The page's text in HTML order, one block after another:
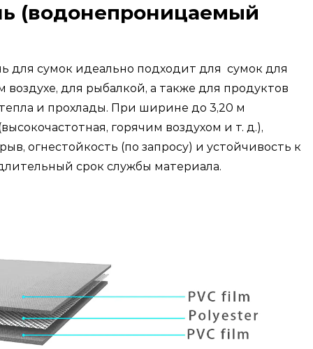
(водонепроницаемый
для сумок идеально подходит для сумок для
для рыбалкой, а также для продуктов
и прохлады. При ширине до 3,20 м
горячим воздухом и т. д.),
огнестойкость (по запросу) и устойчивость к
срок службы материала.